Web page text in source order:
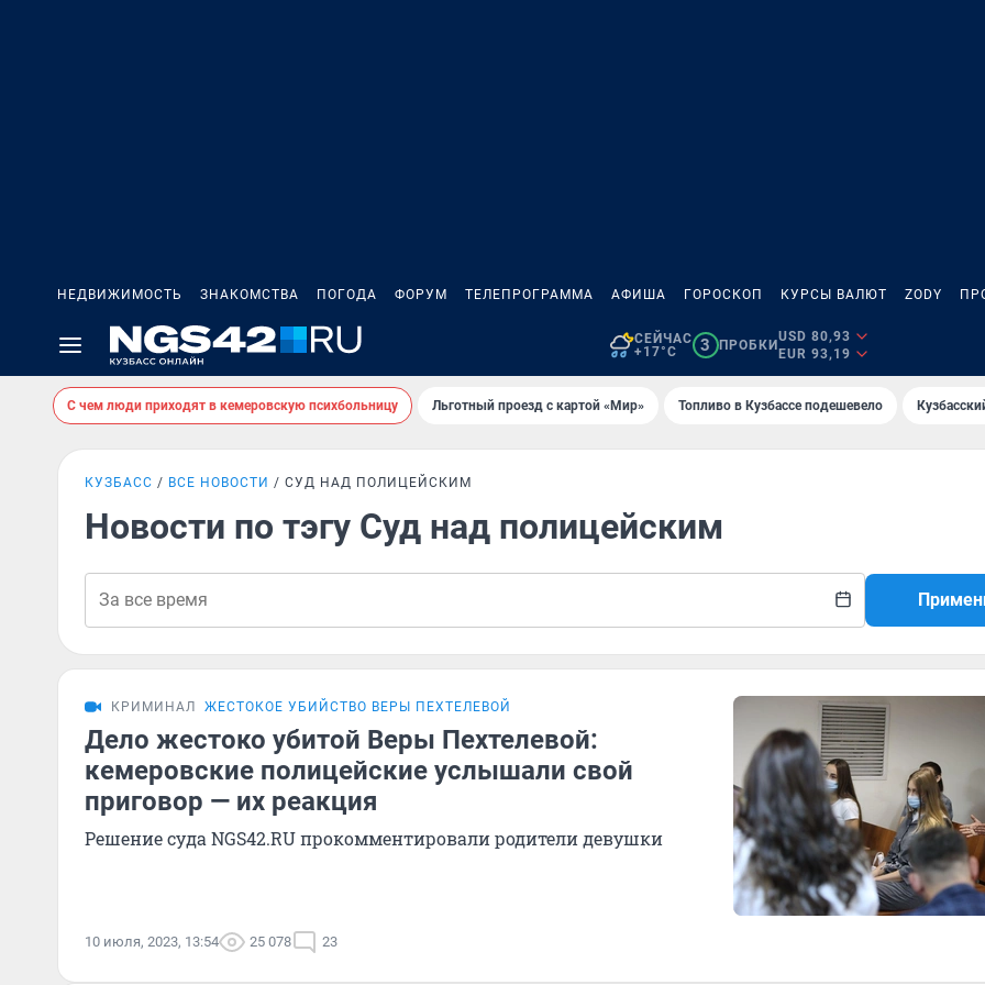
НЕДВИЖИМОСТЬ ЗНАКОМСТВА ПОГОДА ФОРУМ ТЕЛЕПРОГРАММА АФИША ГОРОСКОП КУРСЫ ВАЛЮТ ZODY
СЕЙЧАС
+17°C
3 ПРОБКИ
USD 80,93
EUR 93,19
С чем люди приходят в кемеровскую психбольницу Льготный проезд с картой «Мир» Топливо в Кузбассе подешевело
КУЗБАСС ВСЕ НОВОСТИ СУД НАД ПОЛИЦЕЙСКИМ
Новости по тэгу Суд над полицейским
КРИМИНАЛ ЖЕСТОКОЕ УБИЙСТВО ВЕРЫ ПЕХТЕЛЕВОЙ
Дело жестоко убитой Веры Пехтелевой:
кемеровские полицейские услышали свой
приговор — их реакция
Решение суда NGS42.RU прокомментировали родители девушки
10 июля, 2023, 13:54 25 078 23